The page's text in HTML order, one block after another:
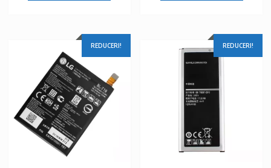
REDUCERI! REDUCERI!